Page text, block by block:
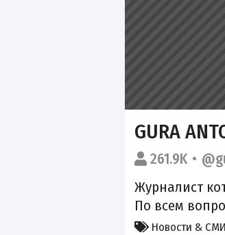
GURA
261.9K
Журналист
По всем
Новости & СМИ